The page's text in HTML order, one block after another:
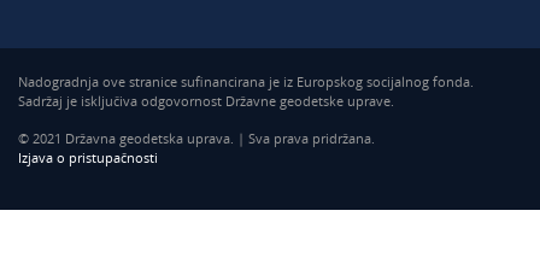
Nadogradnja ove stranice sufinancirana je iz Europskog socijalnog fonda.
Sadržaj je isključiva odgovornost Državne geodetske uprave.
© 2021 Državna geodetska uprava. | Sva prava pridržana.
Izjava o pristupačnosti